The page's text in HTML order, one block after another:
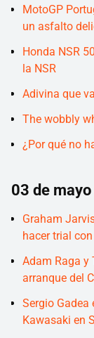
MotoGP
un asfalto
Honda NSR
la NSR
Adivina que
The wobbly
¿Por qué no
03 de
Graham
hacer trial
Adam Raga y
arranque del
Sergio
Kawasaki en